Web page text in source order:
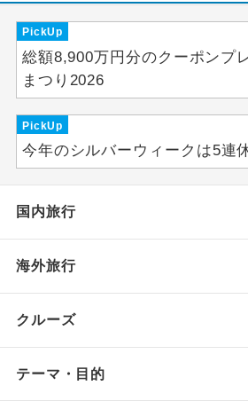
PickUp
総額8,900万円分のクーポンプ
まつり2026
PickUp
今年のシルバーウィークは5連
国内旅行
海外旅行
クルーズ
テーマ・目的